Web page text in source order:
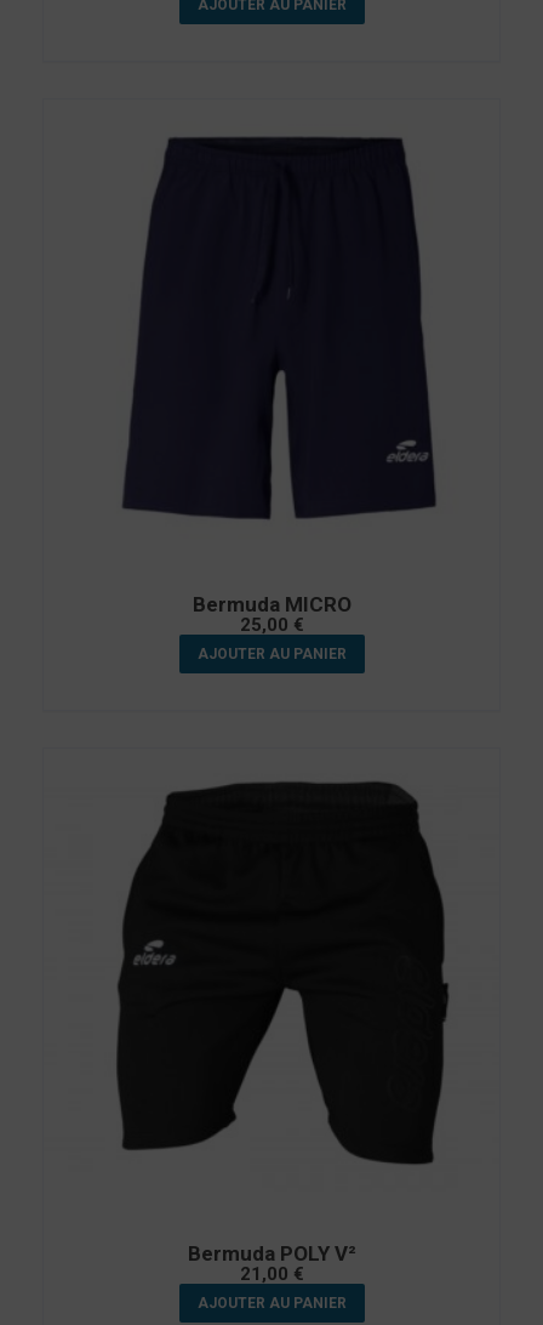
AJOUTER AU PANIER
Bermuda MICRO
25,00 €
AJOUTER AU PANIER
Bermuda POLY V²
21,00 €
AJOUTER AU PANIER